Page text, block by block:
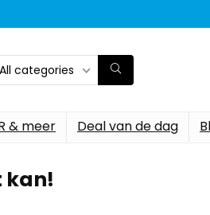
All categories
& meer Deal van de dag
kan!